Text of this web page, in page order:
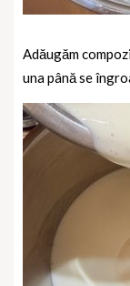
Adăugăm
una până se